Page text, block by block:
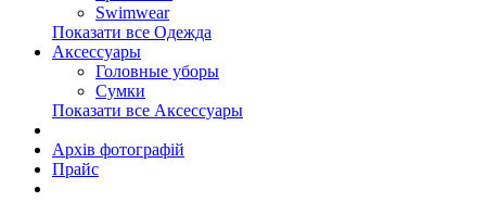
Swimwear
Показати все Одежда
Аксессуары
Головные уборы
Сумки
Показати все Аксессуары
Архів фотографій
Прайс